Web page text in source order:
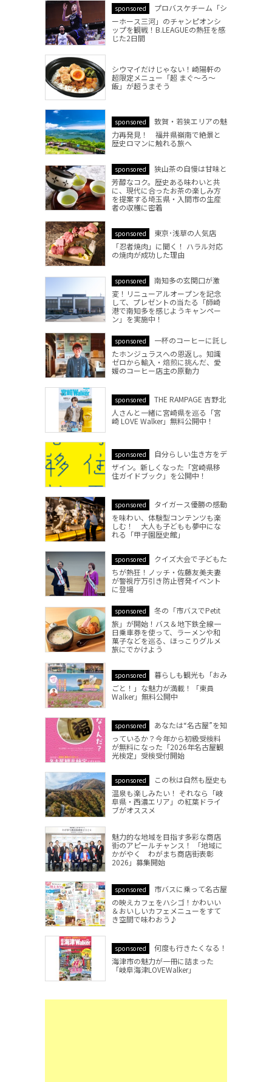
sponsored
プロバスケチーム「シ
ーホース三河」のチャンピオンシ
ップを観戦！B.LEAGUEの熱狂を感
じた2日間
シウマイだけじゃない！崎陽軒の
超限定メニュー「超 まぐ～ろ～
飯」が超うまそう
sponsored
敦賀・若狭エリアの魅
力再発見！ 福井県嶺南で絶景と
歴史ロマンに触れる旅へ
sponsored
狭山茶の自慢は甘味と
芳醇なコク。歴史ある味わいと共
に、現代に合ったお茶の楽しみ方
を提案する埼玉県・入間市の生産
者の収穫に密着
sponsored
東京･浅草の人気店
「忍者焼肉」に聞く！ ハラル対応
の焼肉が成功した理由
sponsored
南知多の玄関口が激
変！リニューアルオープンを記念
して、プレゼントの当たる「師崎
港で南知多を感じようキャンペー
ン」を実施中！
sponsored
一杯のコーヒーに託し
たホンジュラスへの恩返し。知識
ゼロから輸入・焙煎に挑んだ、愛
媛のコーヒー店主の原動力
sponsored
THE RAMPAGE 吉野北
人さんと一緒に宮崎県を巡る「宮
崎 LOVE Walker」無料公開中！
sponsored
自分らしい生き方をデ
ザイン。新しくなった「宮崎県移
住ガイドブック」を公開中！
sponsored
タイガース優勝の感動
を味わい、体験型コンテンツも楽
しむ！ 大人も子どもも夢中にな
れる「甲子園歴史館」
sponsored
クイズ大会で子どもた
ちが熱狂！ノッチ・佐藤友美夫妻
が警視庁万引き防止啓発イベント
に登場
sponsored
冬の「市バスでPetit
旅」が開始！バス＆地下鉄全線一
日乗車券を使って、ラーメンや和
菓子などを巡る、ほっこりグルメ
旅にでかけよう
sponsored
暮らしも観光も「おみ
ごと！」な魅力が満載！「東員
Walker」無料公開中
sponsored
あなたは“名古屋”を知
っているか？今年から初級受検料
が無料になった「2026年名古屋観
光検定」受検受付開始
sponsored
この秋は自然も歴史も
温泉も楽しみたい！ それなら「岐
阜県・西濃エリア」の紅葉ドライ
ブがオススメ
魅力的な地域を目指す多彩な商店
街のアピールチャンス！ 「地域に
かがやく わがまち商店街表彰
2026」募集開始
sponsored
市バスに乗って名古屋
の映えカフェをハシゴ！かわいい
＆おいしいカフェメニューをすて
き空間で味わおう♪
sponsored
何度も行きたくなる！
海津市の魅力が一冊に詰まった
「岐阜海津LOVEWalker」